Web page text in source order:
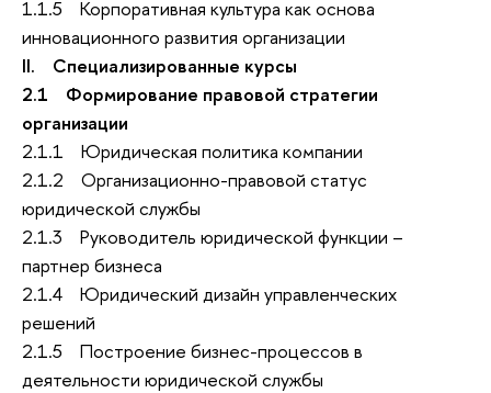
1.1.5 Корпоративная культура как основа
инновационного развития организации
II. Специализированные курсы
2.1 Формирование правовой стратегии
организации
2.1.1 Юридическая политика компании
2.1.2 Организационно-правовой статус
юридической службы
2.1.3 Руководитель юридической функции –
партнер бизнеса
2.1.4 Юридический дизайн управленческих
решений
2.1.5 Построение бизнес-процессов в
деятельности юридической службы